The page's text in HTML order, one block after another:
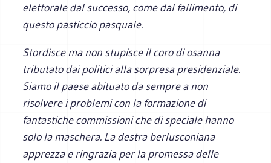
elettorale dal successo, come dal fallimento, di
questo pasticcio pasquale.
Stordisce ma non stupisce il coro di osanna
tributato dai politici alla sorpresa presidenziale.
Siamo il paese abituato da sempre a non
risolvere i problemi con la formazione di
fantastiche commissioni che di speciale hanno
solo la maschera. La destra berlusconiana
apprezza e ringrazia per la promessa delle